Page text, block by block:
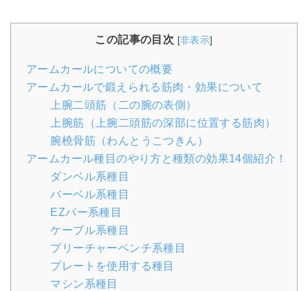
この記事の目次 [非表示]
アームカールについての概要
アームカールで鍛えられる筋肉・効果について
上腕二頭筋（二の腕の表側）
上腕筋（上腕二頭筋の深部に位置する筋肉）
腕橈骨筋（わんとうこつきん）
アームカール種目のやり方と種類の効果14個紹介！
ダンベル系種目
バーベル系種目
EZバー系種目
ケーブル系種目
プリーチャーベンチ系種目
プレートを使用する種目
マシン系種目